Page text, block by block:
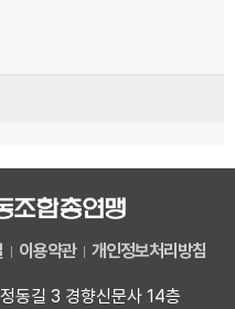
이용약관 개인정보처리방침
동길 3 경향신문사 14층